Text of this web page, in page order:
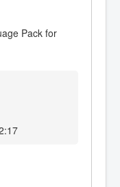
Pack for